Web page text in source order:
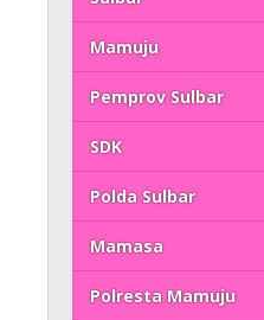
Mamuju
Pemprov Sulbar
SDK
Polda Sulbar
Mamasa
Polresta Mamuju